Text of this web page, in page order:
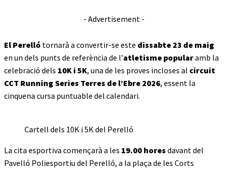
- Advertisement -
El Perelló tornarà a convertir-se este dissabte 23 de maig
en un dels punts de referència de l’atletisme popularamb la
celebració dels 10K i 5K, una de les proves incloses al circuit
CCT Running Series Terres de l’Ebre 2026, essent la
cinquena cursa puntuable del calendari.
Cartell dels 10K i 5K del Perelló
La cita esportiva començarà a les 19.00 hores davant del
Pavelló Poliesportiu del Perelló, a la plaça de les Corts